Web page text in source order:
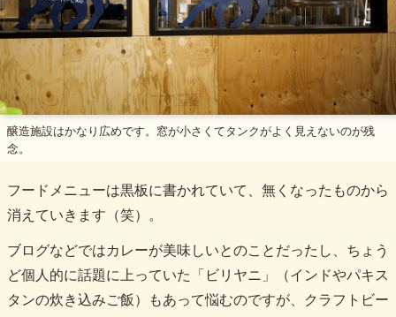
醸造施設はかなり広めです。窓が小さくてタンクがよく見えないのが残
念。
フードメニューは黒板に書かれていて、無くなったものから
消えていきます（笑）。
ブログなどではカレーが美味しいとのことだったし、ちょう
ど個人的に話題に上っていた「ビリヤニ」（インドやパキス
タンの炊き込みご飯）もあって悩むのですが、クラフトビー